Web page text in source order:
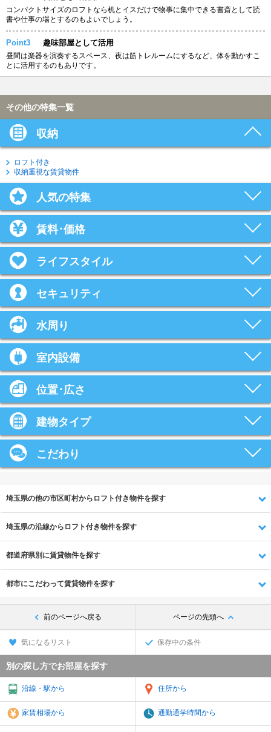
コンパクトサイズのロフトなら机とイスだけで物事に集中できる書斎として読
書や仕事の場とするのもよいでしょう。
Point3 趣味部屋として活用
昼間は楽器を演奏するスペース、夜は筋トレルームにするなど、体を動かすこ
とに活用するのもありです。
その他の特集一覧
収納
ロフト付き
収納重視な賃貸物件
人気の特集
賃料･価格
ライフスタイル
セキュリティ
水周り
室内設備
位置･広さ
建物タイプ
こだわり
埼玉県の他の市区町村からロフト付き物件を探す
埼玉県の沿線からロフト付き物件を探す
都道府県別に賃貸物件を探す
都市にこだわって賃貸物件を探す
前のページへ戻る ページの先頭へ
気になるリスト 保存中の条件
別の探し方でお部屋を探す
沿線・駅から 住所から
家賃相場から 通勤通学時間から